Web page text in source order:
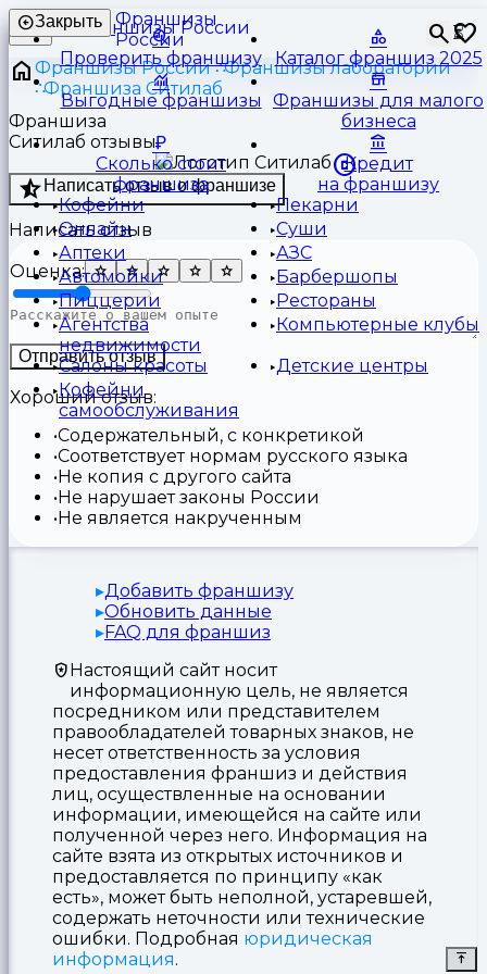
Франшизы
России
⏳
Закрыть
Проверить франшизу Каталог франшиз 2025
Выгодные франшизы
Франшизы для малого
бизнеса
Сколько стоит
франшиза
Кредит
на франшизу
Кофейни
Пекарни
Онлайн
Суши
Аптеки
АЗС
Автомойки
Барбершопы
Пиццерии
Рестораны
Агентства
недвижимости
Компьютерные клубы
Салоны красоты
Детские центры
Кофейни
самообслуживания
Франшизы России
Франшизы лаборатории
Франшиза Ситилаб
Франшиза
Ситилаб отзывы
Написать отзыв о франшизе
Написать отзыв
Оценка:
Отправить отзыв
Хороший отзыв:
Содержательный, с конкретикой
Соответствует нормам русского языка
Не копия с другого сайта
Не нарушает законы России
Не является накрученным
Добавить франшизу
Обновить данные
FAQ для франшиз
Настоящий сайт носит
информационную цель, не является
посредником или представителем
правообладателей товарных знаков, не
несет ответственность за условия
предоставления франшиз и действия
лиц, осуществленные на основании
информации, имеющейся на сайте или
полученной через него. Информация на
сайте взята из открытых источников и
предоставляется по принципу «как
есть», может быть неполной, устаревшей,
содержать неточности или технические
ошибки. Подробная юридическая
информация.